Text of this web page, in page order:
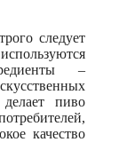
следует
–
пиво
качество